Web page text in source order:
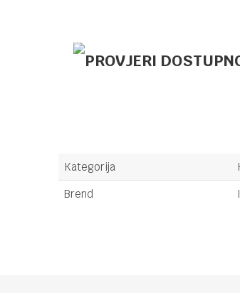
Kategorija
Brend